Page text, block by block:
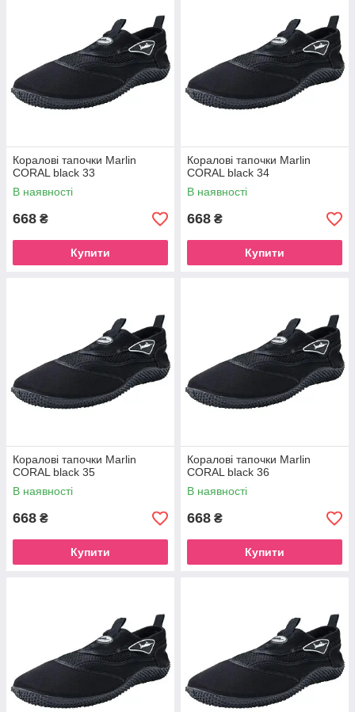
Коралові тапочки Marlin
CORAL black 33
В наявності
668 ₴
Купити
Коралові тапочки Marlin
CORAL black 34
В наявності
668 ₴
Купити
Коралові тапочки Marlin
CORAL black 35
В наявності
668 ₴
Купити
Коралові тапочки Marlin
CORAL black 36
В наявності
668 ₴
Купити